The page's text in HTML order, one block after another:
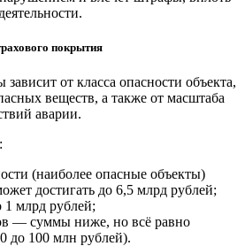
покрытия
от класса опасности объекта,
веществ, а также от масштаба
аварии.
(наиболее опасные объекты)
достигать до 6,5 млрд рублей;
млрд рублей;
— суммы ниже, но всё равно
до 100 млн рублей).